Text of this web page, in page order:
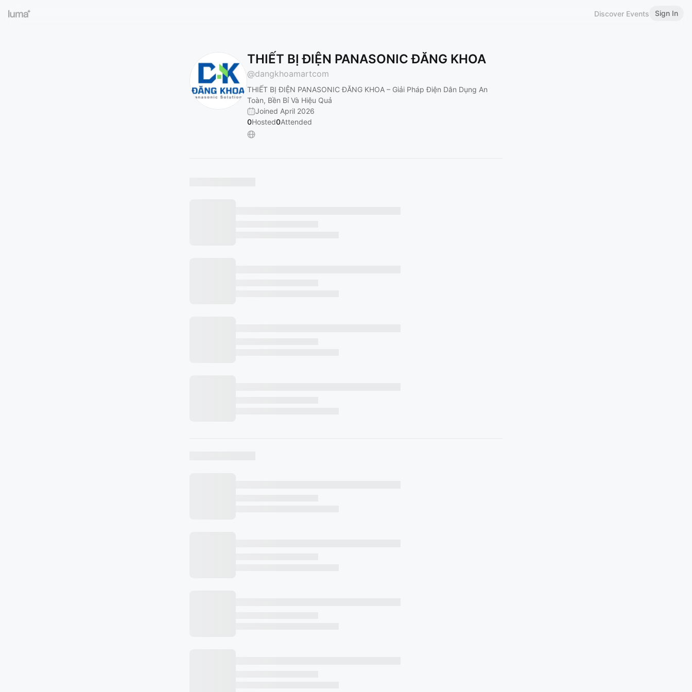
Discover Events Sign In
THIẾT BỊ ĐIỆN PANASONIC ĐĂNG KHOA
@dangkhoamartcom
THIẾT BỊ ĐIỆN PANASONIC ĐĂNG KHOA – Giải Pháp Điện Dân Dụng An
Toàn, Bền Bỉ Và Hiệu Quả
Joined April 2026
0Hosted0Attended